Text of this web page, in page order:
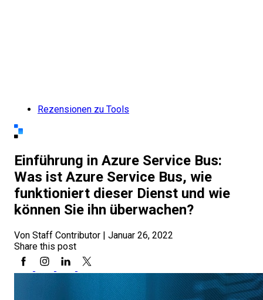
Rezensionen zu Tools
Einführung in Azure Service Bus:
Was ist Azure Service Bus, wie
funktioniert dieser Dienst und wie
können Sie ihn überwachen?
Von Staff Contributor | Januar 26, 2022
Share this post